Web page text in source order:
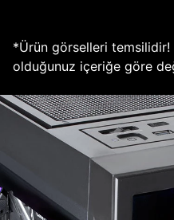
*Ürün görselleri temsilidir!
olduğunuz içeriğe göre